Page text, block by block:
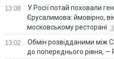
13:08
У Росії потай поховали
Єрусалимова: ймовірно,
московському ресторані
13:02
Обмін розвідданими між
до попереднього рівня, —